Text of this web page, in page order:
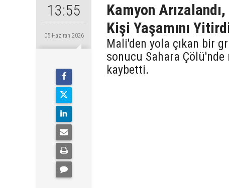
13:55
05 Haziran 2026
Kamyon
Kişi Yaşamını
Mali'den yola çıkan bir
sonucu Sahara
kaybetti.